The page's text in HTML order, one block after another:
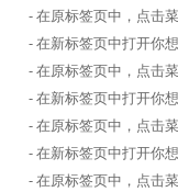
- 在原标签页中，点击
- 在新标签页中打开你
- 在原标签页中，点击
- 在新标签页中打开你
- 在原标签页中，点击
- 在新标签页中打开你
- 在原标签页中，点击